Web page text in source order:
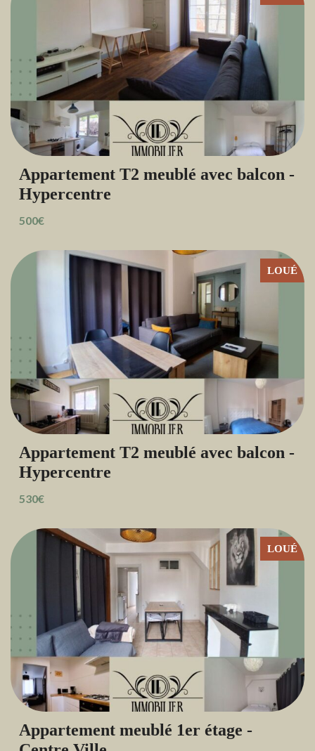
Appartement T2 meublé avec balcon -
Hypercentre
500€
LOUÉ
Appartement T2 meublé avec balcon -
Hypercentre
530€
LOUÉ
Appartement meublé 1er étage -